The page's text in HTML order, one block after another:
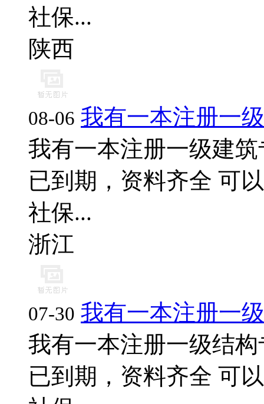
社保...
陕西
08-06 我有一本注册一
我有一本注册一级建
已到期，资料齐全 可
社保...
浙江
07-30 我有一本注册一
我有一本注册一级结
已到期，资料齐全 可